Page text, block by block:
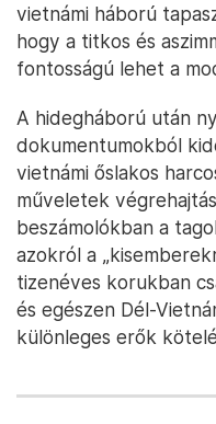
vietnámi háború
hogy a titkos és
fontosságú lehet a
A hidegháború után
dokumentumokból
vietnámi őslakos
műveletek
beszámolókban a
azokról a
tizenéves korukban
és egészen Dél-
különleges erők